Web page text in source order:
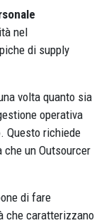
nel
di supply
volta quanto sia
operativa
Questo richiede
un Outsourcer
di fare
che caratterizzano